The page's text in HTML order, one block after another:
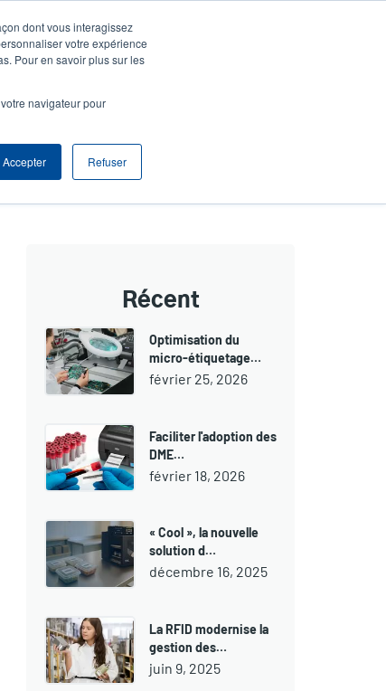
dont vous interagissez
votre expérience
Pour en savoir plus sur les
navigateur pour
Accepter Refuser
S'enregistrer
Header
Récent
Optimisation du
micro-étiquetage…
février 25, 2026
Faciliter l'adoption des
DME…
février 18, 2026
« Cool », la nouvelle
solution d…
décembre 16, 2025
La RFID modernise la
gestion des…
juin 9, 2025